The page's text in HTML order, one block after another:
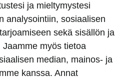
Avustinjärjestelmät
Sähköautot ja hybridit
Sähköautot ja hybridit
Ladattavat hybridit
Vinkkejä sähköautoiluun
ja mieltymystesi
analysointiin, sosiaalisen
sekä sisällön ja
myös tietoa
median, mainos- ja
kanssa. Annat